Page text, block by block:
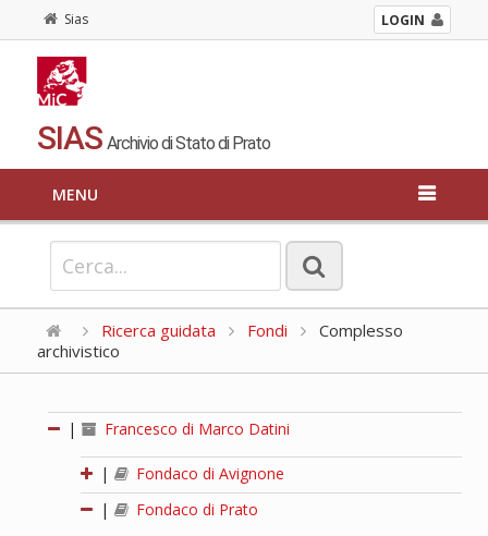
Sias LOGIN
SIAS Archivio di Stato di Prato
MENU
Ricerca guidata Fondi
Complesso
archivistico
| Francesco di Marco Datini
|
Fondaco di Avignone
|
Fondaco di Prato